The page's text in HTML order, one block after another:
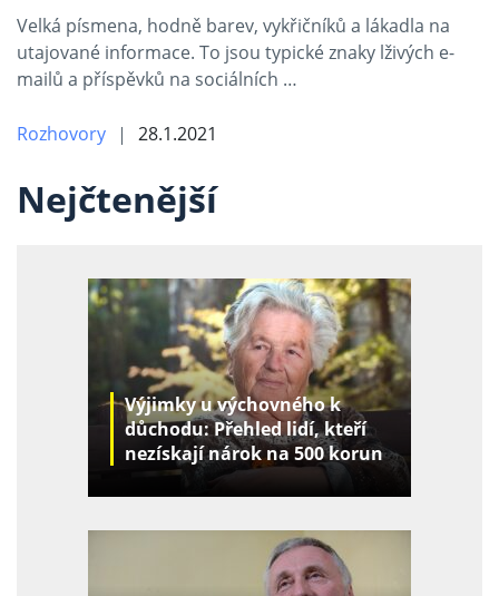
Velká písmena, hodně barev, vykřičníků a lákadla na
utajované informace. To jsou typické znaky lživých e-
mailů a příspěvků na sociálních …
Rozhovory 28.1.2021
Nejčtenější
Výjimky u výchovného k
důchodu: Přehled lidí, kteří
nezískají nárok na 500 korun
za děti